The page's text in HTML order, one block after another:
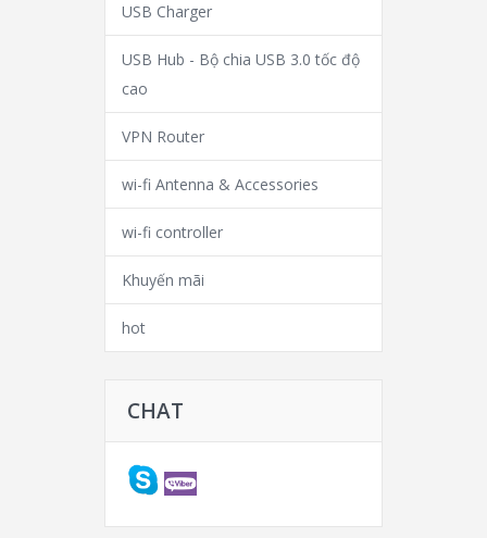
USB Charger
USB Hub - Bộ chia USB 3.0 tốc độ
cao
VPN Router
wi-fi Antenna & Accessories
wi-fi controller
Khuyến mãi
hot
CHAT